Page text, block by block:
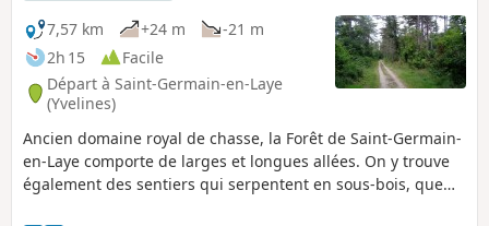
7,57 km
+24 m
-21 m
2h 15
Facile
Départ à Saint-Germain-en-Laye
(Yvelines)
Ancien domaine royal de chasse, la Forêt de Saint-Germain-
en-Laye comporte de larges et longues allées. On y trouve
également des sentiers qui serpentent en sous-bois, que